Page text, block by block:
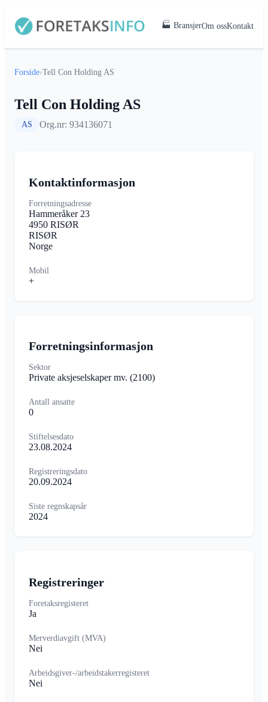
🏭 BransjerOm ossKontakt
Forside›Tell Con Holding AS
Tell Con Holding AS
AS Org.nr: 934136071
Kontaktinformasjon
Forretningsadresse
Hammeråker 23
4950 RISØR
RISØR
Norge
Mobil
+
Forretningsinformasjon
Sektor
Private aksjeselskaper mv. (2100)
Antall ansatte
0
Stiftelsesdato
23.08.2024
Registreringsdato
20.09.2024
Siste regnskapsår
2024
Registreringer
Foretaksregisteret
Ja
Merverdiavgift (MVA)
Nei
Arbeidsgiver-/arbeidstakerregisteret
Nei